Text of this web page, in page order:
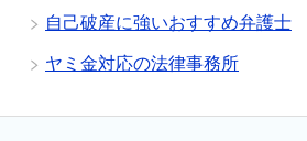
自己破産に強いおすすめ弁護士
ヤミ金対応の法律事務所